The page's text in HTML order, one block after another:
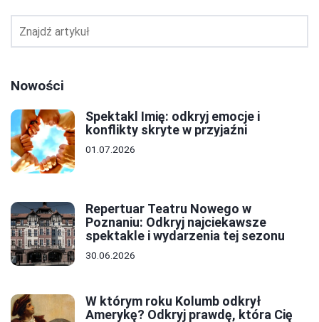
Nowości
Spektakl Imię: odkryj emocje i
konflikty skryte w przyjaźni
01.07.2026
Repertuar Teatru Nowego w
Poznaniu: Odkryj najciekawsze
spektakle i wydarzenia tej sezonu
30.06.2026
W którym roku Kolumb odkrył
Amerykę? Odkryj prawdę, która Cię